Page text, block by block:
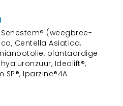
(weegbree-
Centella Asiatica,
plantaardige
Idealift®,
SP®, Iparzine®4A